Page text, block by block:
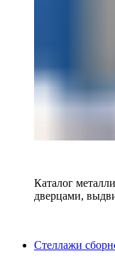
Каталог
дверцами,
Стеллажи